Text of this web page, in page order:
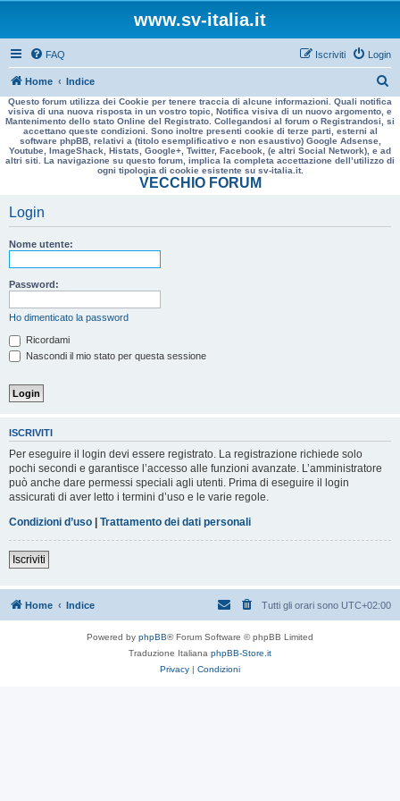
www.sv-italia.it
FAQ Login
Iscriviti
Home Indice
e
r
a
Questo forum utilizza dei Cookie per tenere traccia di alcune informazioni. Quali notifica
visiva di una nuova risposta in un vostro topic, Notifica visiva di un nuovo argomento, e
Mantenimento dello stato Online del Registrato. Collegandosi al forum o Registrandosi, si
accettano queste condizioni. Sono inoltre presenti cookie di terze parti, esterni al
software phpBB, relativi a (titolo esemplificativo e non esaustivo) Google Adsense,
Youtube, ImageShack, Histats, Google+, Twitter, Facebook, (e altri Social Network), e ad
altri siti. La navigazione su questo forum, implica la completa accettazione dell’utilizzo di
ogni tipologia di cookie esistente su sv-italia.it.
VECCHIO FORUM
Login
Nome utente:
Password:
Ho dimenticato la password
Ricordami
Nascondi il mio stato per questa sessione
ISCRIVITI
Per eseguire il login devi essere registrato. La registrazione richiede solo
pochi secondi e garantisce l’accesso alle funzioni avanzate. L’amministratore
può anche dare permessi speciali agli utenti. Prima di eseguire il login
assicurati di aver letto i termini d’uso e le varie regole.
Condizioni d’uso | Trattamento dei dati personali
Iscriviti
Home Indice Tutti gli orari sono UTC+02:00
Powered by phpBB® Forum Software © phpBB Limited
Traduzione Italiana phpBB-Store.it
Privacy | Condizioni